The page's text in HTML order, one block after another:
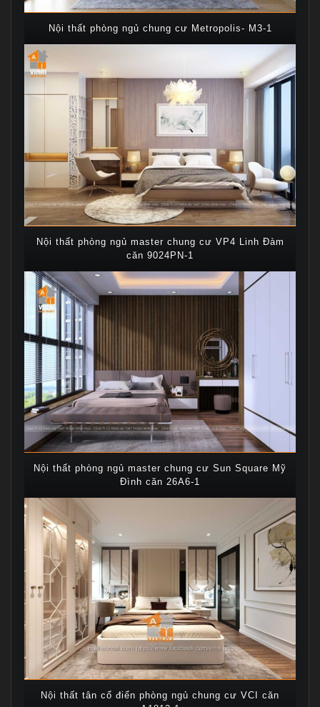
Nội thất phòng ngủ chung cư Metropolis- M3-1
Nội thất phòng ngủ master chung cư VP4 Linh Đàm
căn 9024PN-1
Nội thất phòng ngủ master chung cư Sun Square Mỹ
Đình căn 26A6-1
Nội thất tân cổ điển phòng ngủ chung cư VCI căn